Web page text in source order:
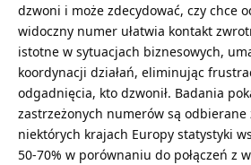
dzwoni i może zdecydować, czy chce
widoczny numer ułatwia kontakt
istotne w sytuacjach biznesowych,
koordynacji działań, eliminując
odgadnięcia, kto dzwonił. Badania
zastrzeżonych numerów są
niektórych krajach Europy statystyki
50-70% w porównaniu do połączeń z